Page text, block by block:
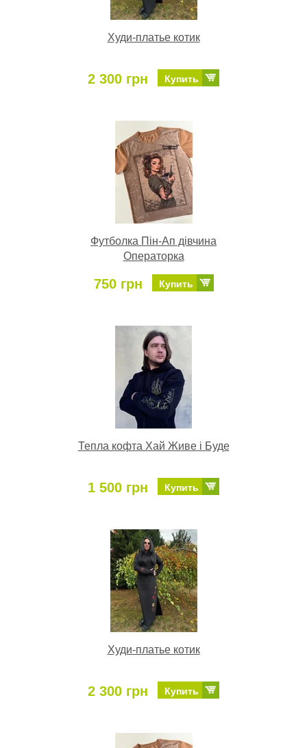
Худи-платье котик
2 300 грн Купить
Футболка Пін-Ап дівчина
Операторка
750 грн Купить
Тепла кофта Хай Живе і Буде
1 500 грн Купить
Худи-платье котик
2 300 грн Купить